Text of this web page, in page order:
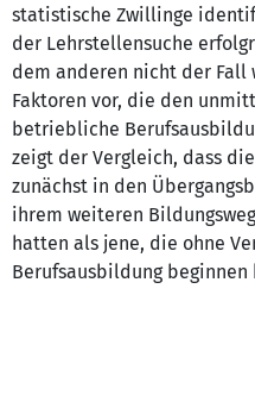
statistische Zwillinge
der Lehrstellensuche
dem anderen nicht der Fall
Faktoren vor, die den
betriebliche
zeigt der Vergleich, dass
zunächst in den
ihrem weiteren
hatten als jene, die ohne
Berufsausbildung beginnen